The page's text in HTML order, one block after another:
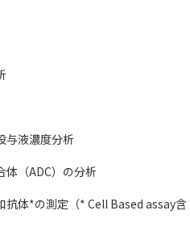
与液濃度分析
（ADC）の分析
抗体*の測定（* Cell Based assay含